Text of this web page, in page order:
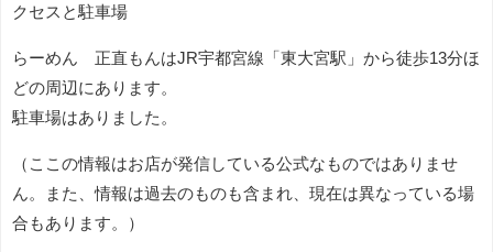
クセスと駐車場
らーめん 正直もんはJR宇都宮線「東大宮駅」から徒歩13分ほ
どの周辺にあります。
駐車場はありました。
（ここの情報はお店が発信している公式なものではありませ
ん。また、情報は過去のものも含まれ、現在は異なっている場
合もあります。）